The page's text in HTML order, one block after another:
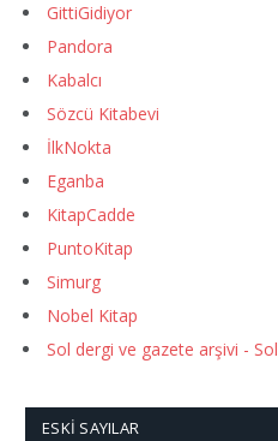
GittiGidiyor
Pandora
Kabalcı
Sözcü Kitabevi
İlkNokta
Eganba
KitapCadde
PuntoKitap
Simurg
Nobel Kitap
Sol dergi ve gazete arşivi -
ESKI SAYILAR